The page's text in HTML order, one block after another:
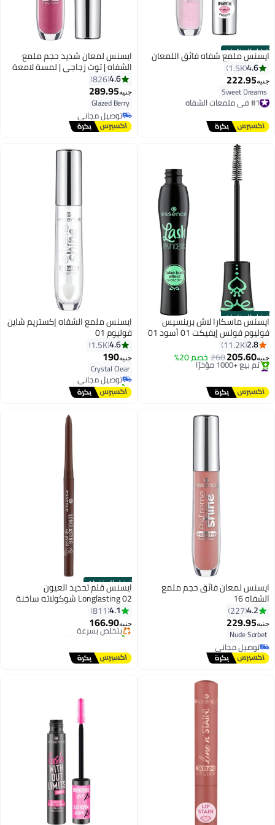
أفضل المنتجات
ايسنس ملمع شفاه فائق اللمعان
4.6
1.5K
جنيه222.95
Sweet Dreams
#1 في ملمعات الشفاه
توصيل مجاني
ايسنس لمعان شديد حجم ملمع
الشفاه | توت زجاجي | لمسة لامعة
غير لزجة | تأثير ممتلئ للشفاه |
نباتي وخالي من القسوة | لون شفاه
لامع يدوم طويلاً (عبوة من 1)
4.6
826
جنيه289.95
Glazed Berry
توصيل مجاني
توصيل مجاني
أفضل المنتجات
8
ايسنس ماسكارا لاش برينسيس
فوليوم فولس إيفيكت 01 أسود 01
أسود
2.8
11.2K
جنيه205.60
260 خصم 20%
#6 في ماسكارا
تم بيع +1000 مؤخرًا
#6 في ماسكارا
4
ايسنس ملمع الشفاه إكستريم شاين
فوليوم 01
4.6
1.5K
جنيه190
Crystal Clear
#9 في ملمعات الشفاه
أقل سعر في 30 يوم
توصيل مجاني
تم بيع +290 مؤخرًا
#9 في ملمعات الشفاه
ايسنس لمعان فائق حجم ملمع
الشفاه 16
4.2
227
جنيه229.95
Nude Sorbet
توصيل مجاني
توصيل مجاني
أفضل المنتجات
ايسنس قلم تحديد العيون
Longlasting 02 شوكولاته ساخنة
4.1
811
جنيه166.90
#4 في محدد العيون
توصيل مجاني
بتخلّص بسرعة
تم بيع +1400 مؤخرًا